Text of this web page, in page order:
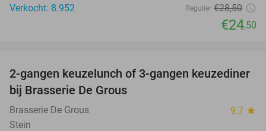
Verkocht: 8.952
Regulier €28,50
€24,50
30%
2-gangen keuzelunch of 3-gangen keuzediner
bij Brasserie De Grous
Brasserie De Grous 9.7 star
Stein